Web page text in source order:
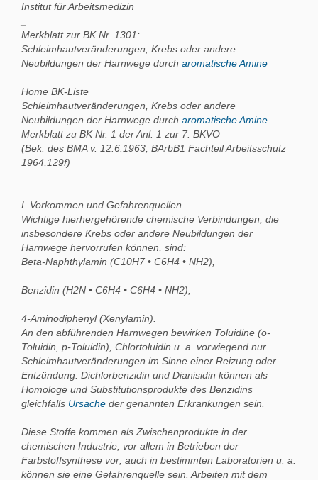
Institut für Arbeitsmedizin_
Merkblatt zur BK Nr. 1301:
Schleimhautveränderungen, Krebs oder andere
Neubildungen der Harnwege durch aromatische Amine
Home BK-Liste
Schleimhautveränderungen, Krebs oder andere
Neubildungen der Harnwege durch aromatische Amine
Merkblatt zu BK Nr. 1 der Anl. 1 zur 7. BKVO
(Bek. des BMA v. 12.6.1963, BArbB1 Fachteil Arbeitsschutz
1964,129f)
I. Vorkommen und Gefahrenquellen
Wichtige hierhergehörende chemische Verbindungen, die
insbesondere Krebs oder andere Neubildungen der
Harnwege hervorrufen können, sind:
Beta-Naphthylamin (C10H7 • C6H4 • NH2),
Benzidin (H2N • C6H4 • C6H4 • NH2),
4-Aminodiphenyl (Xenylamin).
An den abführenden Harnwegen bewirken Toluidine (o-
Toluidin, p-Toluidin), Chlortoluidin u. a. vorwiegend nur
Schleimhautveränderungen im Sinne einer Reizung oder
Entzündung. Dichlorbenzidin und Dianisidin können als
Homologe und Substitutionsprodukte des Benzidins
gleichfalls Ursache der genannten Erkrankungen sein.
Diese Stoffe kommen als Zwischenprodukte in der
chemischen Industrie, vor allem in Betrieben der
Farbstoffsynthese vor; auch in bestimmten Laboratorien u. a.
können sie eine Gefahrenquelle sein. Arbeiten mit dem